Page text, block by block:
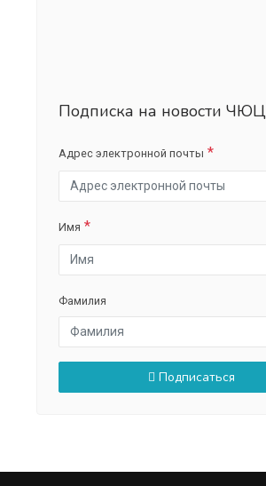
Подписка на новости ЧЮЦ
Адрес электронной почты
Имя
Фамилия
Подписаться